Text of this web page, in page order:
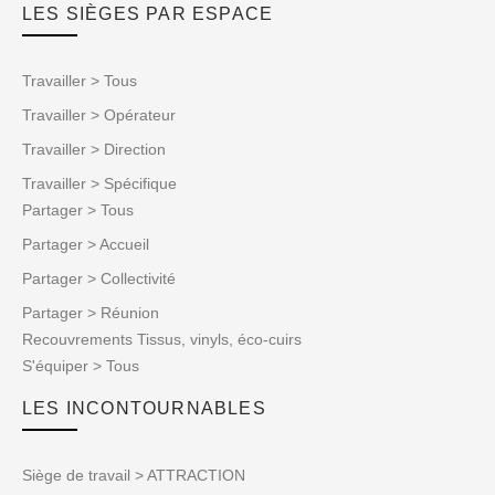
LES SIÈGES PAR ESPACE
Travailler > Tous
Travailler > Opérateur
Travailler > Direction
Travailler > Spécifique
Partager > Tous
Partager > Accueil
Partager > Collectivité
Partager > Réunion
Recouvrements Tissus, vinyls, éco-cuirs
S'équiper > Tous
LES INCONTOURNABLES
Siège de travail > ATTRACTION